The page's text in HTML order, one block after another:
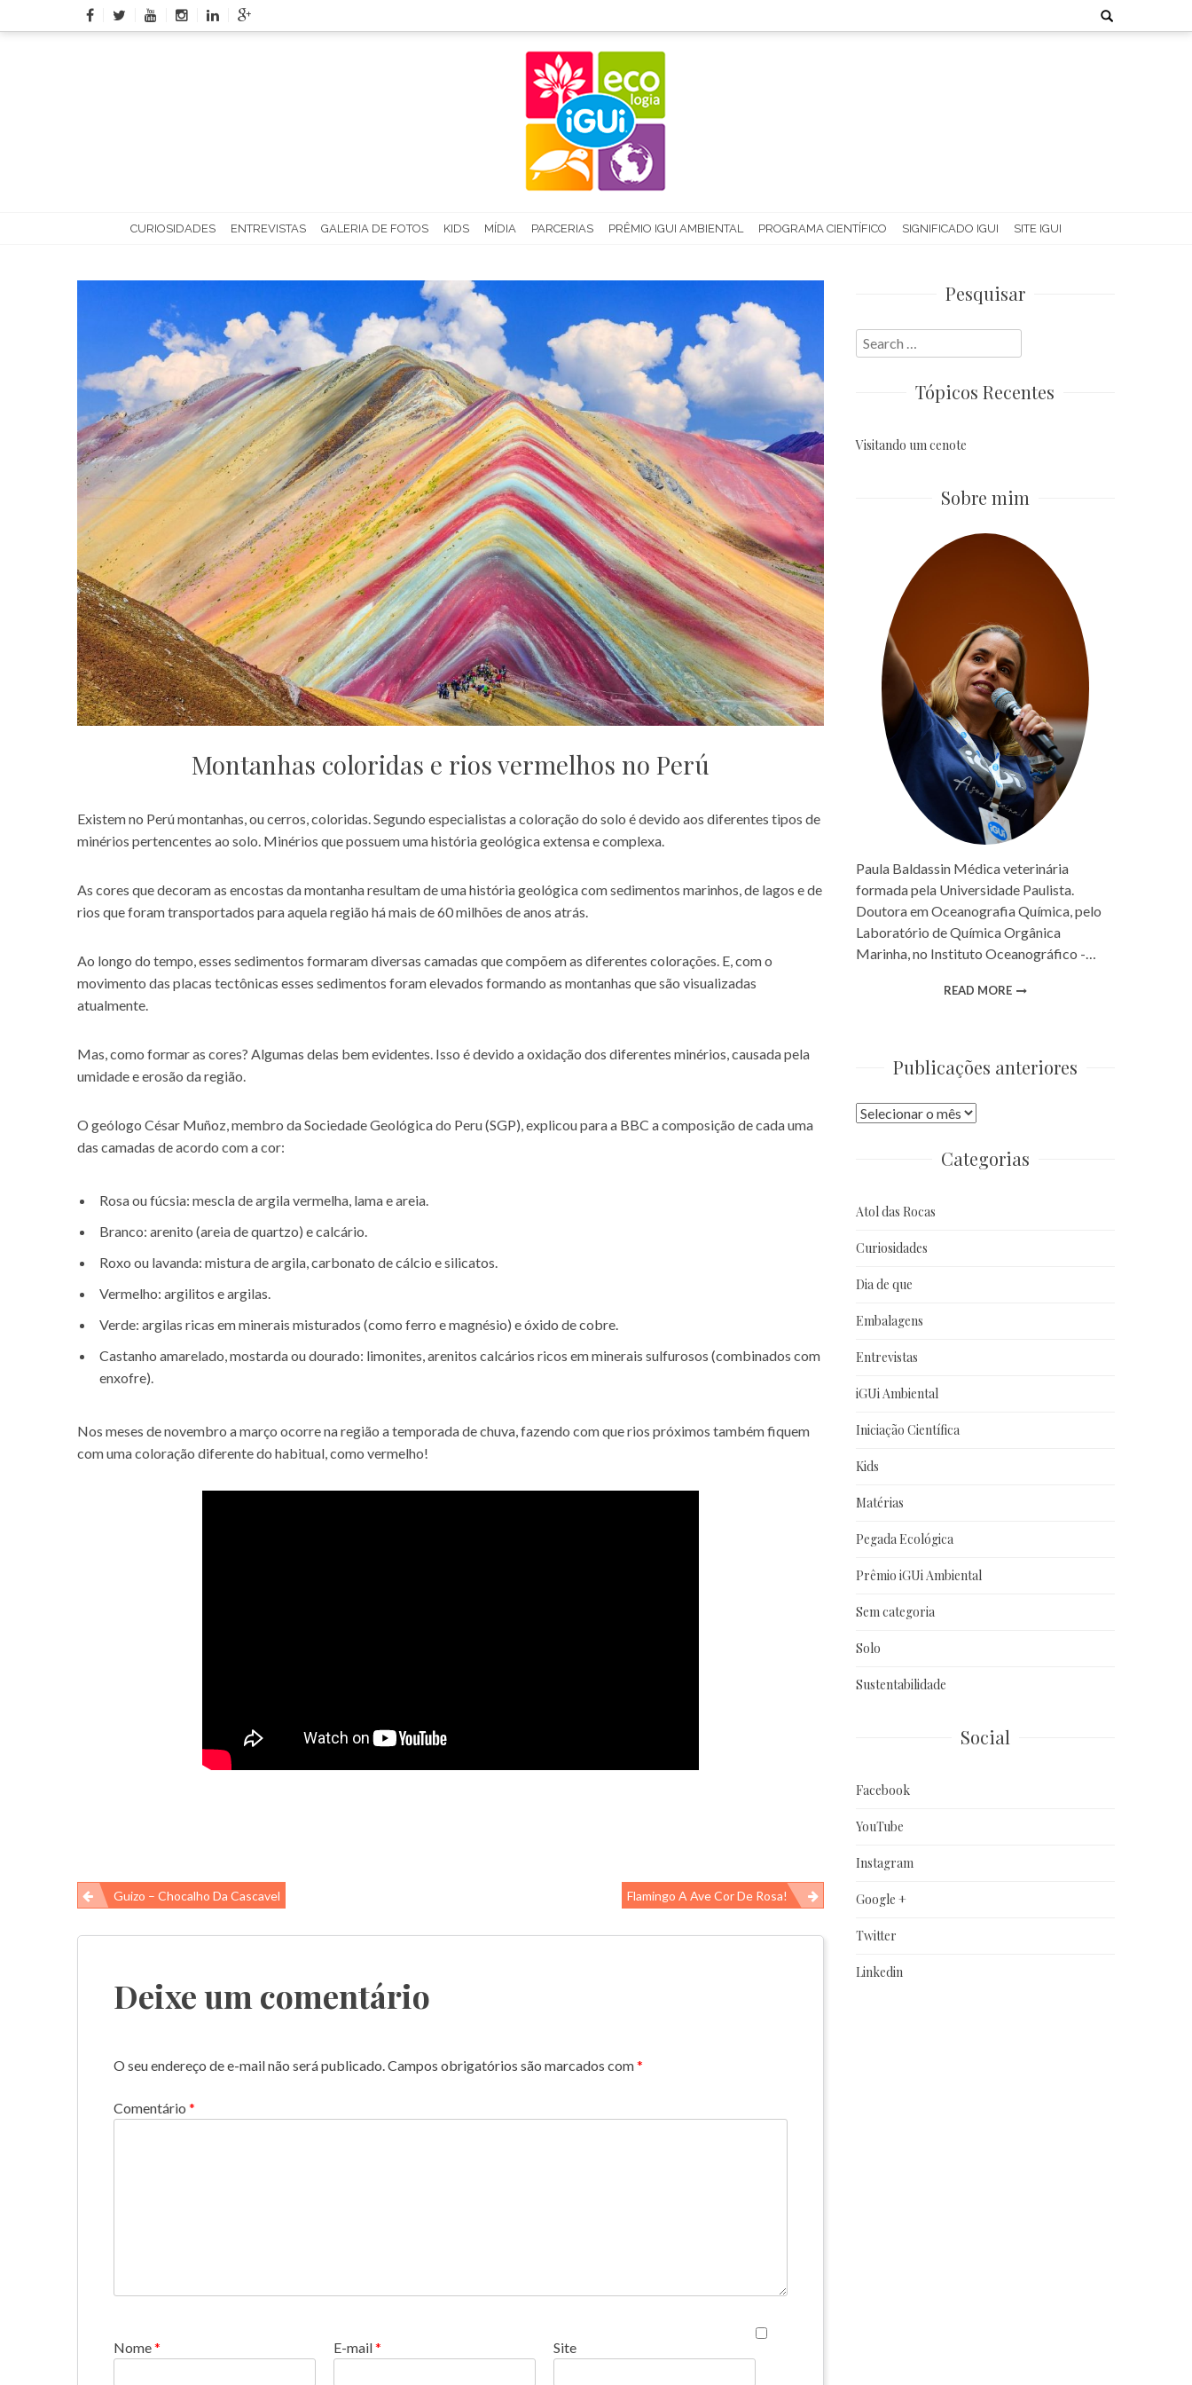
to
Search
for:
CURIOSIDADES ENTREVISTAS GALERIA DE FOTOS KIDS MÍDIA PARCERIAS PRÊMIO IGUI AMBIENTAL PROGRAMA CIENTÍFICO SIGNIFICADO IGUI SITE IGUI
Montanhas coloridas e rios vermelhos no Perú
Existem no Perú montanhas, ou cerros, coloridas. Segundo especialistas a coloração do solo é devido aos diferentes tipos de
minérios pertencentes ao solo. Minérios que possuem uma história geológica extensa e complexa.
As cores que decoram as encostas da montanha resultam de uma história geológica com sedimentos marinhos, de lagos e de
rios que foram transportados para aquela região há mais de 60 milhões de anos atrás.
Ao longo do tempo, esses sedimentos formaram diversas camadas que compõem as diferentes colorações. E, com o
movimento das placas tectônicas esses sedimentos foram elevados formando as montanhas que são visualizadas
atualmente.
Mas, como formar as cores? Algumas delas bem evidentes. Isso é devido a oxidação dos diferentes minérios, causada pela
umidade e erosão da região.
O geólogo César Muñoz, membro da Sociedade Geológica do Peru (SGP), explicou para a BBC a composição de cada uma
das camadas de acordo com a cor:
Rosa ou fúcsia: mescla de argila vermelha, lama e areia.
Branco: arenito (areia de quartzo) e calcário.
Roxo ou lavanda: mistura de argila, carbonato de cálcio e silicatos.
Vermelho: argilitos e argilas.
Verde: argilas ricas em minerais misturados (como ferro e magnésio) e óxido de cobre.
Castanho amarelado, mostarda ou dourado: limonites, arenitos calcários ricos em minerais sulfurosos (combinados com
enxofre).
Nos meses de novembro a março ocorre na região a temporada de chuva, fazendo com que rios próximos também fiquem
com uma coloração diferente do habitual, como vermelho!
Navegação
de
Guizo – Chocalho Da Cascavel Flamingo A Ave Cor De Rosa!
Deixe um comentário
O seu endereço de e-mail não será publicado.Campos obrigatórios são marcados com*
Comentário *
Nome* E-mail* Site
Pesquisar
Search
for:
Tópicos Recentes
Visitando um cenote
Sobre mim
Paula Baldassin Médica veterinária
formada pela Universidade Paulista.
Doutora em Oceanografia Química, pelo
Laboratório de Química Orgânica
Marinha, no Instituto Oceanográfico -…
READ MORE
Publicações anteriores
Publicações
Categorias
Atol das Rocas
Curiosidades
Dia de que
Embalagens
Entrevistas
iGUi Ambiental
Iniciação Científica
Kids
Matérias
Pegada Ecológica
Prêmio iGUi Ambiental
Sem categoria
Solo
Sustentabilidade
Social
Facebook
YouTube
Instagram
Google +
Twitter
Linkedin